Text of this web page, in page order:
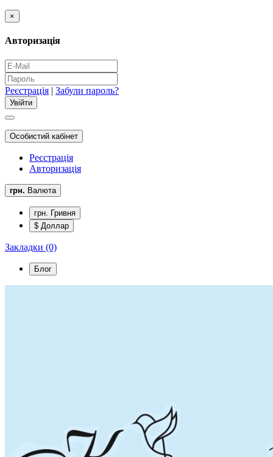
×
Авторизація
Реєстрація | Забули пароль?
Особистий кабінет
Реєстрація
Авторизація
грн. Валюта
грн. Гривня
$ Доллар
Закладки (0)
Блог